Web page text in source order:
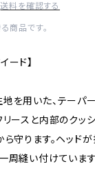
送料を確認する
商品です。
ード】
を用いた、テーパ
ースと内部のクッ
ら守ります。ヘッド
周縫い付けています